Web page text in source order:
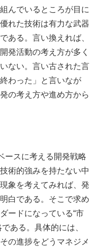
んでいるところが目に
れた技術は有力な武器
ある。言い換えれば、
発活動の考え方が多く
ない。言い古された言
わった」と言いなが
の考え方や進め方から
ースに考える開発戦略
術的強みを持たない中
象を考えてみれば、発
白である。そこで求め
ードになっている“市
ある。具体的には、
の進捗をどうマネジメ